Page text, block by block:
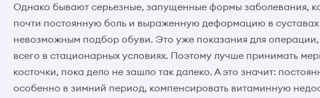
Однако бывают серьезные, запущенные формы заболевания,
почти постоянную боль и выраженную деформацию в
невозможным подбор обуви. Это уже показания для
всего в стационарных условиях. Поэтому лучше принимать
косточки, пока дело не зашло так далеко. А это значит:
особенно в зимний период, компенсировать витаминную